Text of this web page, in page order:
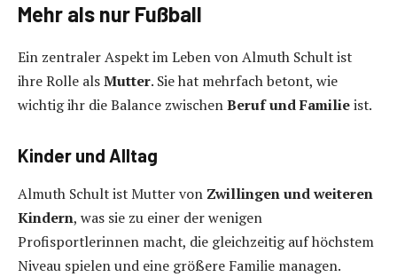
Mehr als nur Fußball
Ein zentraler Aspekt im Leben von Almuth Schult ist
ihre Rolle alsMutter. Sie hat mehrfach betont, wie
wichtig ihr die Balance zwischenBeruf und Familieist.
Kinder und Alltag
Almuth Schult ist Mutter von Zwillingen und weiteren
Kindern, was sie zu einer der wenigen
Profisportlerinnen macht, die gleichzeitig auf höchstem
Niveau spielen und eine größere Familie managen.